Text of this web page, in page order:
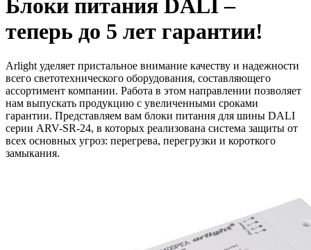
Блоки питания DALI –
теперь до 5 лет гарантии!
Arlight уделяет пристальное внимание качеству и надежности
всего светотехнического оборудования, составляющего
ассортимент компании. Работа в этом направлении позволяет
нам выпускать продукцию с увеличенными сроками
гарантии. Представляем вам блоки питания для шины DALI
серии ARV-SR-24, в которых реализована система защиты от
всех основных угроз: перегрева, перегрузки и короткого
замыкания.